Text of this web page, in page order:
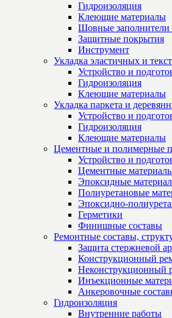
Гидроизоляция
Клеющие материалы
Шовные заполнители
Защитные покрытия
Инструмент
Укладка эластичных и
Устройство и
Гидроизоляция
Клеющие материалы
Укладка паркета и
Устройство и
Гидроизоляция
Клеющие материалы
Цементные и полимерные
Устройство и
Цементные
Эпоксидные
Полиуретановые
Эпоксидно-
Герметики
Финишные составы
Ремонтные составы,
Защита стержневой
Конструкционный
Неконструкционный
Инъекционные
Анкеровочные
Гидроизоляция
Внутренние работы